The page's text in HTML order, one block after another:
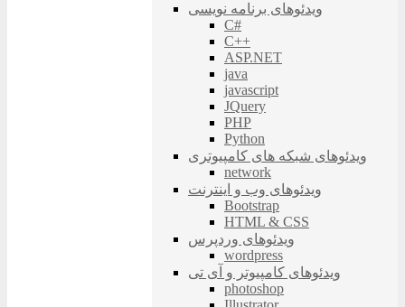
ویدئوهای برنامه نویسی
C#
C++
ASP.NET
java
javascript
JQuery
PHP
Python
ویدئوهای شبکه های کامپیوتری
network
ویدئوهای وب و اینترنت
Bootstrap
HTML & CSS
ویدئوهای وردپرس
wordpress
ویدئوهای کامپیوتر و آی تی
photoshop